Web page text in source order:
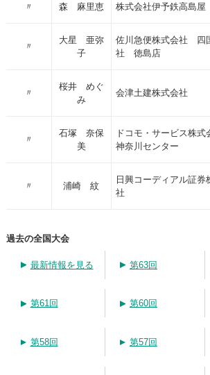
〃 森 麻里恵 株式会社伊予鉄高島屋
〃
大星 亜弥
子
佐川急便株式会社 四
社 徳島店
〃
桜井 めぐ
み
会津土建株式会社
〃
石塚 奈保
美
ドコモ・サービス株
神奈川センター
〃 浦崎 紋
日興コーディアル証券
社
過去の全国大会
最新情報を見る 第63回
第61回 第60回
第58回 第57回